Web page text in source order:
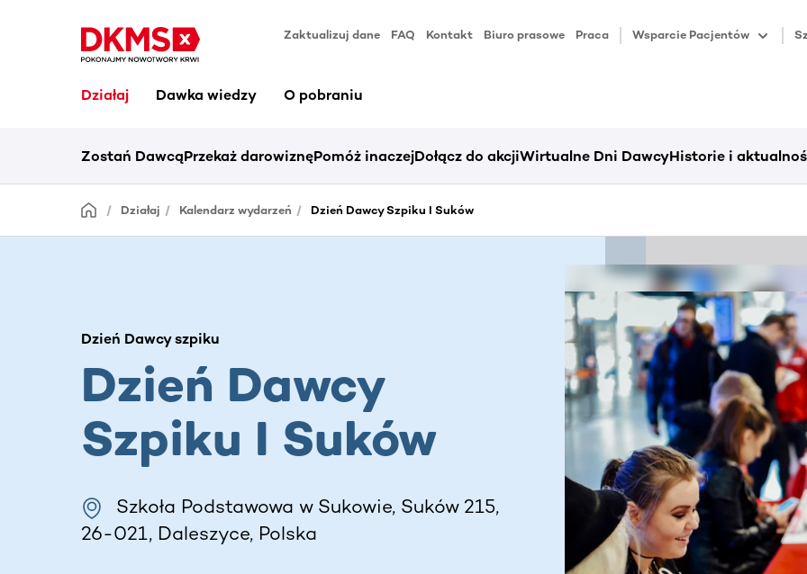
Zaktualizuj dane FAQ Kontakt Biuro prasowe Praca Wsparcie Pacjentów
Działaj Dawka wiedzy O pobraniu
Zostań DawcąPrzekaż darowiznęPomóż inaczejDołącz do akcjiWirtualne Dni DawcyHistorie i
Działaj Kalendarz wydarzeń Dzień Dawcy Szpiku I Suków
Dzień Dawcy szpiku
Dzień Dawcy
Szpiku I Suków
Szkoła Podstawowa w Sukowie, Suków 215,
26-021, Daleszyce, Polska